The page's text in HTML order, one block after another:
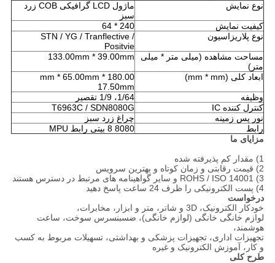
نوع نمایش
ماژول LCD گرافیکی COB زرد
سبز
کیفیت نمایش
240 * 64
نوع پلاریزاسیون
STN / YG / Tranflective /
Positvie
مساحت مشاهده (میلی متر * میلی
متر)
133.00mm * 39.00mm
ابعاد کلی (mm * mm) 180.00
mm * 65.00mm *
17.50mm
وظیفه
1/64، 1/9 تقصیر
کنترل کننده IC
T6963C / SDN8080G
نور پس زمینه
چراغ زرد سبز
رابط
8080 8 بیتی رابط MPU
مزایای ما
1) مقدار کم پذیرفته شده
2) قیمت رقابتی و زمان کوتاه و بهترین سرویس
3) ROHS / ISO 14001 و سایر گواهینامه های مرتبط در دسترس هستند
4) پست الکترونیکی را ظرف 24 ساعت پاسخ دهید
درخواست
خودکار الکترونیک، 3D و شاتر، متر و ابزار، مخابرات،
لوازم خانگی خانگی (لوازم خانگی)، ضسبنسرس سوخت، ساعت
هوشمند،
تجهیزات اداری، تجهیزات پزشکی و بهداشتی، تسهیلات مربوط به کسب
و کار، آموزش الکترونیک و غیره
طرح کلی